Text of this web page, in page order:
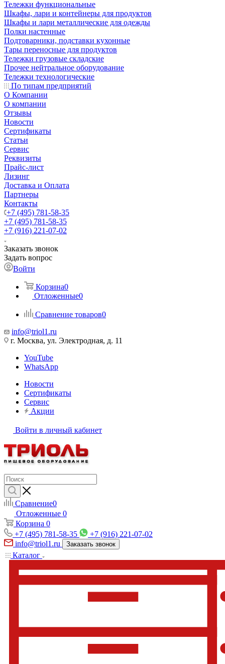
Тележки функциональные
Шкафы, лари и контейнеры для продуктов
Шкафы и лари металлические для одежды
Полки настенные
Подтоварники, подставки кухонные
Тары переносные для продуктов
Тележки грузовые складские
Прочее нейтральное оборудование
Тележки технологические
По типам предприятий
О Компании
О компании
Отзывы
Новости
Сертификаты
Статьи
Сервис
Реквизиты
Прайс-лист
Лизинг
Доставка и Оплата
Партнеры
Контакты
+7 (495) 781-58-35
+7 (495) 781-58-35
+7 (916) 221-07-02
Заказать звонок
Задать вопрос
Войти
Корзина0
Отложенные0
Сравнение товаров0
info@triol1.ru
г. Москва, ул. Электродная, д. 11
YouTube
WhatsApp
Новости
Сертификаты
Сервис
Акции
Войти в личный кабинет
Сравнение0
Отложенные 0
Корзина 0
+7 (495) 781-58-35
+7 (916) 221-07-02
info@triol1.ru
Заказать звонок
Каталог